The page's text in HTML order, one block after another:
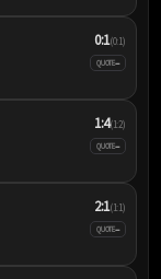
0:1(0:1)
QUOTE–
1:4(1:2)
QUOTE–
2:1(1:1)
QUOTE–